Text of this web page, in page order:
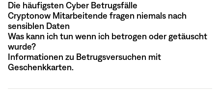
Die häufigsten Cyber Betrugsfälle
Cryptonow Mitarbeitende fragen niemals nach
sensiblen Daten
Was kann ich tun wenn ich betrogen oder getäuscht
wurde?
Informationen zu Betrugsversuchen mit
Geschenkkarten.